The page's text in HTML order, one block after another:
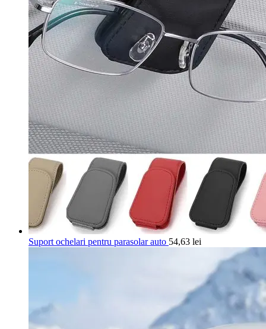
Suport ochelari pentru parasolar auto 54,63 lei